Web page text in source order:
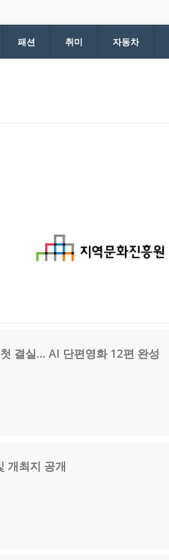
패션 취미 자동차
결실… AI 단편영화 12편 완성
개최지 공개